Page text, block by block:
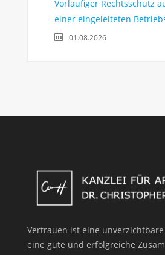
Vorläufiger Rechtsschutz
einer eingeleiteten
01.08.2026
Vertrauen ist eine
eine gute und erfolgreiche